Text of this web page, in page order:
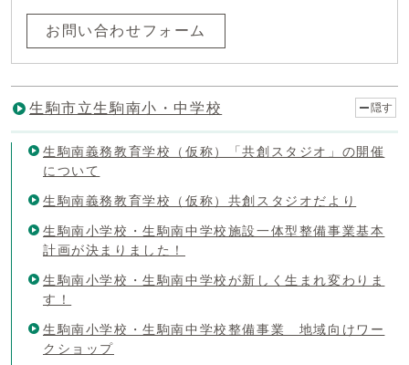
お問い合わせフォーム
生駒市立生駒南小・中学校 隠す
生駒南義務教育学校（仮称）「共創スタジオ」の開催
について
生駒南義務教育学校（仮称）共創スタジオだより
生駒南小学校・生駒南中学校施設一体型整備事業基本
計画が決まりました！
生駒南小学校・生駒南中学校が新しく生まれ変わりま
す！
生駒南小学校・生駒南中学校整備事業 地域向けワー
クショップ